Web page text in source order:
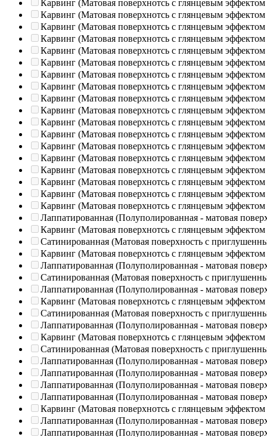
Карвинг (Матовая поверхнотсь с глянцевым эффектом
Карвинг (Матовая поверхнотсь с глянцевым эффектом
Карвинг (Матовая поверхнотсь с глянцевым эффектом
Карвинг (Матовая поверхнотсь с глянцевым эффектом
Карвинг (Матовая поверхнотсь с глянцевым эффектом
Карвинг (Матовая поверхнотсь с глянцевым эффектом
Карвинг (Матовая поверхнотсь с глянцевым эффектом
Карвинг (Матовая поверхнотсь с глянцевым эффектом
Карвинг (Матовая поверхнотсь с глянцевым эффектом
Карвинг (Матовая поверхнотсь с глянцевым эффектом
Карвинг (Матовая поверхнотсь с глянцевым эффектом
Карвинг (Матовая поверхнотсь с глянцевым эффектом
Карвинг (Матовая поверхнотсь с глянцевым эффектом
Карвинг (Матовая поверхнотсь с глянцевым эффектом
Карвинг (Матовая поверхнотсь с глянцевым эффектом
Карвинг (Матовая поверхнотсь с глянцевым эффектом
Карвинг (Матовая поверхнотсь с глянцевым эффектом
Карвинг (Матовая поверхнотсь с глянцевым эффектом
Лаппатированная (Полуполированная - матовая
Карвинг (Матовая поверхнотсь с глянцевым эффектом
Сатинированная (Матовая поверхность с
Карвинг (Матовая поверхнотсь с глянцевым эффектом
Лаппатированная (Полуполированная - матовая
Сатинированная (Матовая поверхность с
Лаппатированная (Полуполированная - матовая
Карвинг (Матовая поверхнотсь с глянцевым эффектом
Сатинированная (Матовая поверхность с
Лаппатированная (Полуполированная - матовая
Карвинг (Матовая поверхнотсь с глянцевым эффектом
Сатинированная (Матовая поверхность с
Лаппатированная (Полуполированная - матовая
Лаппатированная (Полуполированная - матовая
Лаппатированная (Полуполированная - матовая
Лаппатированная (Полуполированная - матовая
Карвинг (Матовая поверхнотсь с глянцевым эффектом
Лаппатированная (Полуполированная - матовая
Лаппатированная (Полуполированная - матовая